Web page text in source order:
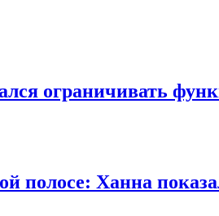
ограничивать
полосе: Ханна